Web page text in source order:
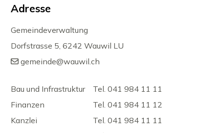
Footer
Adresse
Gemeindeverwaltung
Dorfstrasse 5, 6242 Wauwil LU
gemeinde@wauwil.ch
Bau und Infrastruktur
Tel. 041 984 11 11
Finanzen
Tel. 041 984 11 12
Kanzlei
Tel. 041 984 11 11